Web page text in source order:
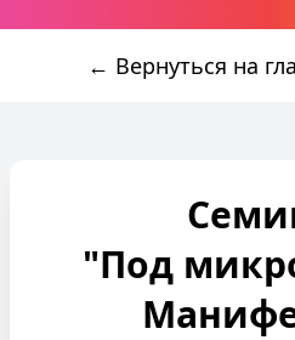
← Вернуться на
"Под